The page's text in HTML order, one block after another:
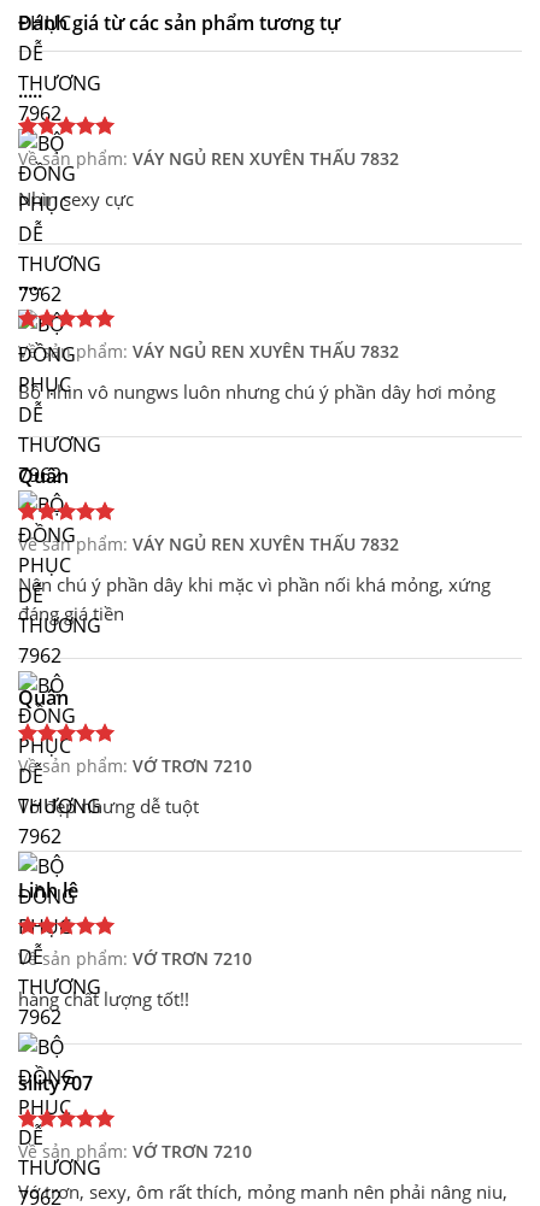
Đánh giá từ các sản phẩm tương tự
.....
Về sản phẩm: VÁY NGỦ REN XUYÊN THẤU 7832
Nhìn sexy cực
.....
Về sản phẩm: VÁY NGỦ REN XUYÊN THẤU 7832
Bồ nhìn vô nungws luôn nhưng chú ý phần dây hơi mỏng
Quân
Về sản phẩm: VÁY NGỦ REN XUYÊN THẤU 7832
Nên chú ý phần dây khi mặc vì phần nối khá mỏng, xứng
đáng giá tiền
Quân
Về sản phẩm: VỚ TRƠN 7210
Vớ đẹp nhưng dễ tuột
Linh lê
Về sản phẩm: VỚ TRƠN 7210
hàng chất lượng tốt!!
sility707
Về sản phẩm: VỚ TRƠN 7210
Vớ trơn, sexy, ôm rất thích, mỏng manh nên phải nâng niu,